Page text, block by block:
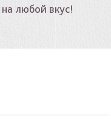
любой вкус!